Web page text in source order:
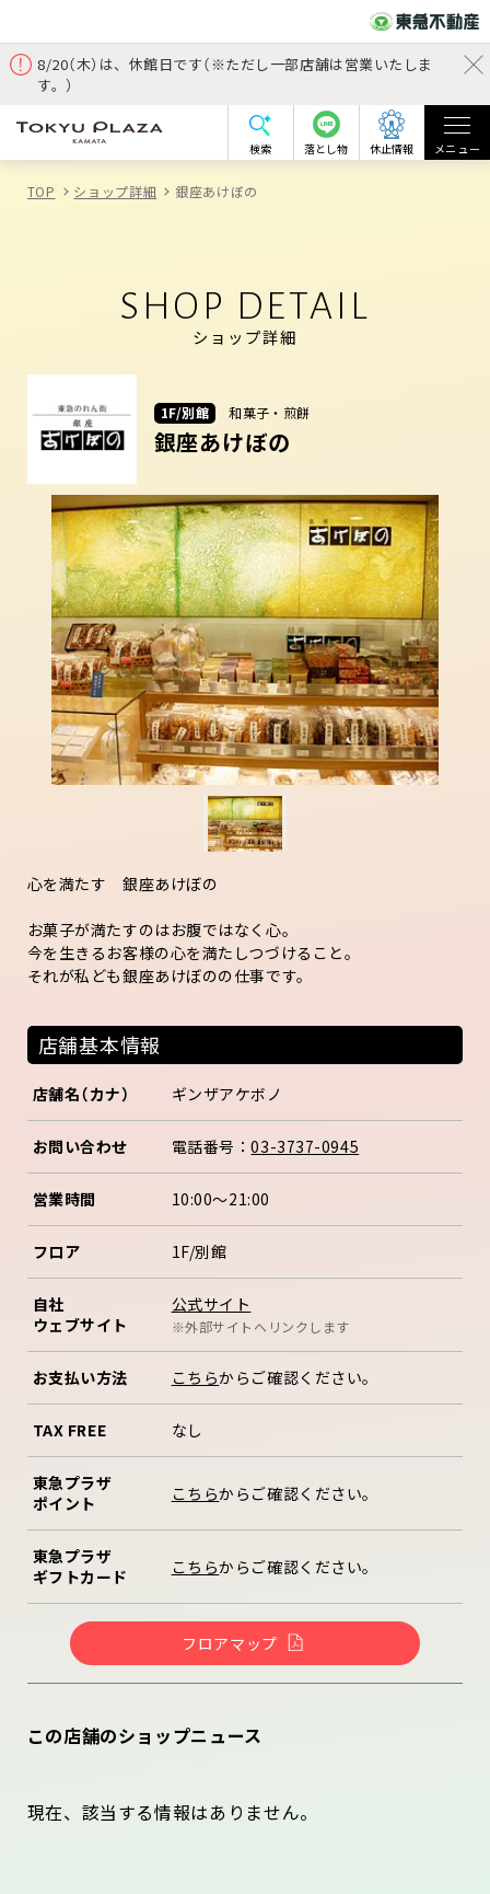
8/20（木）は、休館日です（※ただし一部店舗は営業いたしま
す。）
検索 落とし物 休止情報 メニュー
TOP ショップ詳細 銀座あけぼの
SHOP DETAIL
ショップ詳細
1F/別館 和菓子・煎餅
銀座あけぼの
心を満たす 銀座あけぼの
お菓子が満たすのはお腹ではなく心。
今を生きるお客様の心を満たしつづけること。
それが私ども銀座あけぼのの仕事です。
店舗基本情報
店舗名（カナ） ギンザアケボノ
お問い合わせ 電話番号：03-3737-0945
営業時間 10:00～21:00
フロア 1F/別館
自社
ウェブサイト
公式サイト
※外部サイトへリンクします
お支払い方法 こちらからご確認ください。
TAX FREE なし
東急プラザ
ポイント
こちらからご確認ください。
東急プラザ
ギフトカード
こちらからご確認ください。
フロアマップ
この店舗のショップニュース
現在、該当する情報はありません。